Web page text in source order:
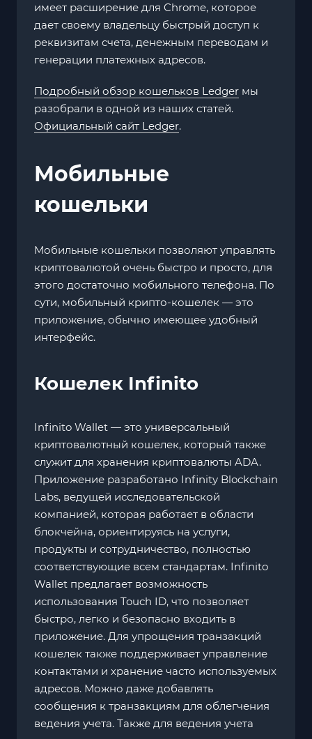
имеет расширение для Chrome, которое
дает своему владельцу быстрый доступ к
реквизитам счета, денежным переводам и
генерации платежных адресов.
Подробный обзор кошельков Ledger мы
разобрали в одной из наших статей.
Официальный сайт Ledger.
Мобильные
кошельки
Мобильные кошельки позволяют управлять
криптовалютой очень быстро и просто, для
этого достаточно мобильного телефона. По
сути, мобильный крипто-кошелек — это
приложение, обычно имеющее удобный
интерфейс.
Кошелек Infinito
Infinito Wallet — это универсальный
криптовалютный кошелек, который также
служит для хранения криптовалюты ADA.
Приложение разработано Infinity Blockchain
Labs, ведущей исследовательской
компанией, которая работает в области
блокчейна, ориентируясь на услуги,
продукты и сотрудничество, полностью
соответствующие всем стандартам. Infinito
Wallet предлагает возможность
использования Touch ID, что позволяет
быстро, легко и безопасно входить в
приложение. Для упрощения транзакций
кошелек также поддерживает управление
контактами и хранение часто используемых
адресов. Можно даже добавлять
сообщения к транзакциям для облегчения
ведения учета. Также для ведения учета